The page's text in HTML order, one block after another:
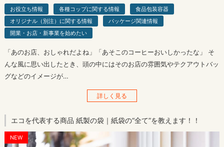
お役立ち情報
各種コップに関する情報
食品包装容器
オリジナル（別注）に関する情報
パッケージ関連情報
開業・お店・新事業を始めたい
「あのお店、おしゃれだよね」「あそこのコーヒーおいしかったな」 そ
んな風に思い出したとき、頭の中にはそのお店の雰囲気やテクアウトバッ
グなどのイメージが…
詳しく見る
エコを代表する商品 紙製の袋｜紙袋の“全て”を教えます！！
NEW